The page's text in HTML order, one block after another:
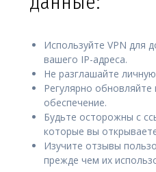
Используйте VPN для
вашего IP-адреса.
Не разглашайте
Регулярно
обеспечение.
Будьте осторожны с
которые вы
Изучите отзывы
прежде чем их